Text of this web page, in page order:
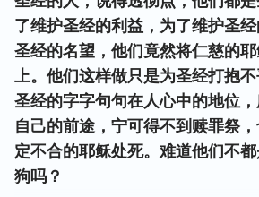
了维护圣经的利益，为了维护圣
圣经的名望，他们竟然将仁慈的
上。他们这样做只是为圣经打抱
圣经的字字句句在人心中的地位
自己的前途，宁可得不到赎罪祭
定不合的耶稣处死。难道他们不
狗吗？